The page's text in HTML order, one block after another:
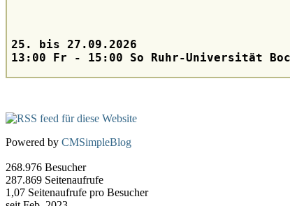
25. bis 27.09.2026
13:00 Fr - 15:00 So Ruhr-Universität
Powered by CMSimpleBlog
268.976 Besucher
287.869 Seitenaufrufe
1,07 Seitenaufrufe pro Besucher